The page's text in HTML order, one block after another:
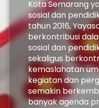
Kota Semarang
sosial dan
tahun 2016,
berkontribusi
sosial dan
sekaligus
kemaslahatan
kegiatan dan
semakin
banyak agenda